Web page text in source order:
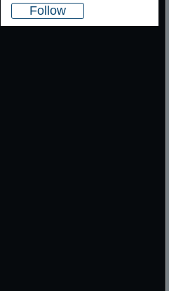
Follow